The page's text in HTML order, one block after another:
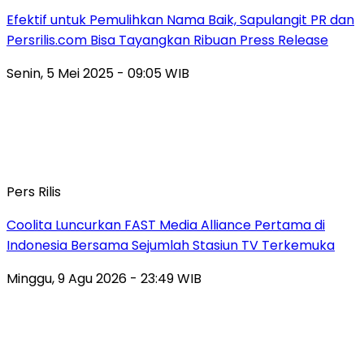
Efektif untuk Pemulihkan Nama Baik, Sapulangit PR dan
Persrilis.com Bisa Tayangkan Ribuan Press Release
Senin, 5 Mei 2025 - 09:05 WIB
Pers Rilis
Coolita Luncurkan FAST Media Alliance Pertama di
Indonesia Bersama Sejumlah Stasiun TV Terkemuka
Minggu, 9 Agu 2026 - 23:49 WIB